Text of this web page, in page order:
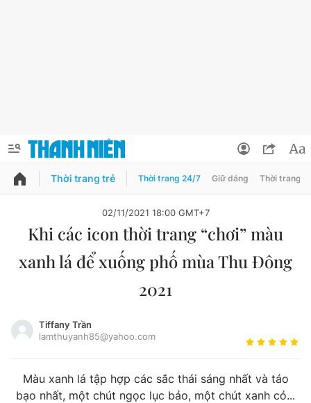
PODCAST QUẢNG CÁO
Chuyên mục
Chào ngày mới
Tin thị trường Tin 360
Thông tin tài khoản
Đổi mật khẩu
Tin đã xem
Thời trang trẻ Thời trang 24/7 Giữ dáng Thời trang
02/11/2021 18:00 GMT+7
Khi các icon thời trang “chơi” màu
xanh lá để xuống phố mùa Thu Đông
2021
Tiffany Trần
lamthuyanh85@yahoo.com
Màu xanh lá tập hợp các sắc thái sáng nhất và táo
bạo nhất, một chút ngọc lục bảo, một chút xanh cỏ...